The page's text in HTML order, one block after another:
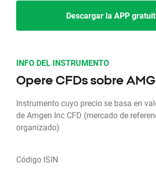
Descargar la APP
INFO DEL INSTRUMENTO
Opere CFDs sobre
Instrumento cuyo precio se basa en
de Amgen Inc CFD (mercado de
organizado)
Código ISIN